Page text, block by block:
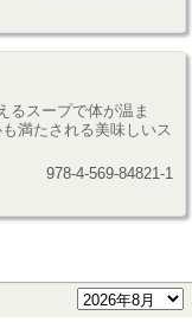
るスープで体が温ま
満たされる美味しいス
978-4-569-84821-1